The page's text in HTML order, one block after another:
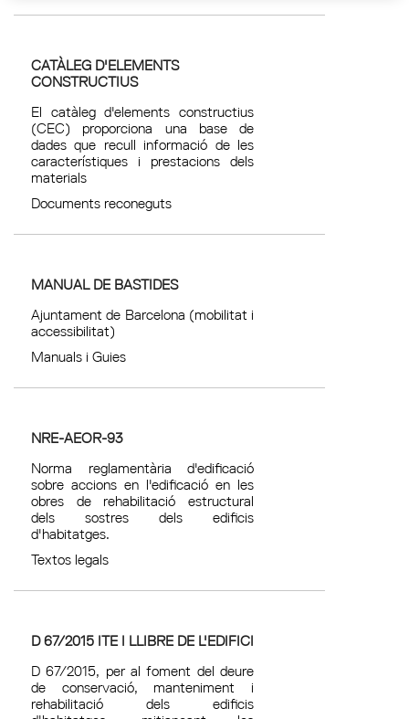
CATÀLEG D'ELEMENTS
CONSTRUCTIUS
El catàleg d'elements constructius
(CEC) proporciona una base de
dades que recull informació de les
característiques i prestacions dels
materials
Documents reconeguts
MANUAL DE BASTIDES
Ajuntament de Barcelona (mobilitat i
accessibilitat)
Manuals i Guies
NRE-AEOR-93
Norma reglamentària d'edificació
sobre accions en l'edificació en les
obres de rehabilitació estructural
dels sostres dels edificis
d'habitatges.
Textos legals
D 67/2015 ITE I LLIBRE DE L'EDIFICI
D 67/2015, per al foment del deure
de conservació, manteniment i
rehabilitació dels edificis